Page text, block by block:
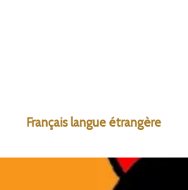
Français langue étrangère